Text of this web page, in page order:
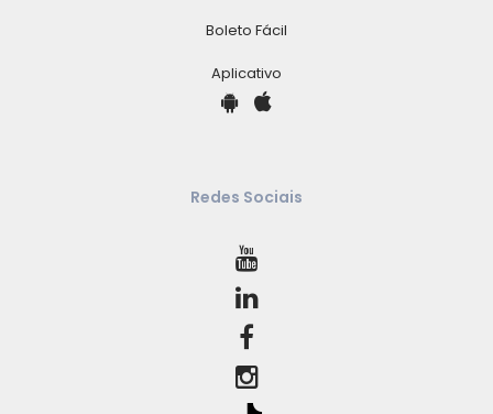
Boleto Fácil
Aplicativo
Redes Sociais